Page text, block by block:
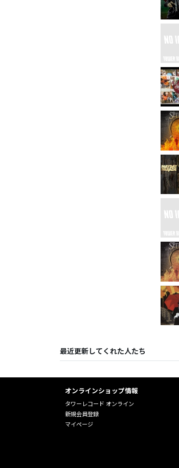
最近更新してくれた人たち
オンラインショップ情報
タワーレコード オンライン
新規会員登録
マイページ